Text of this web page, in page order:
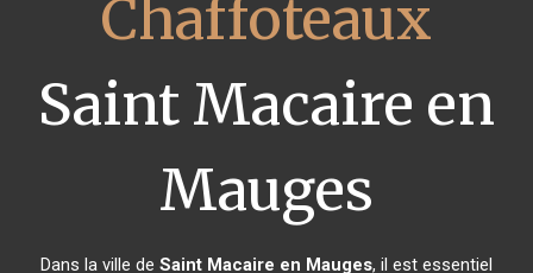
Chaffoteaux
Saint Macaire en
Mauges
Dans la ville de Saint Macaire en Mauges, il est essentiel